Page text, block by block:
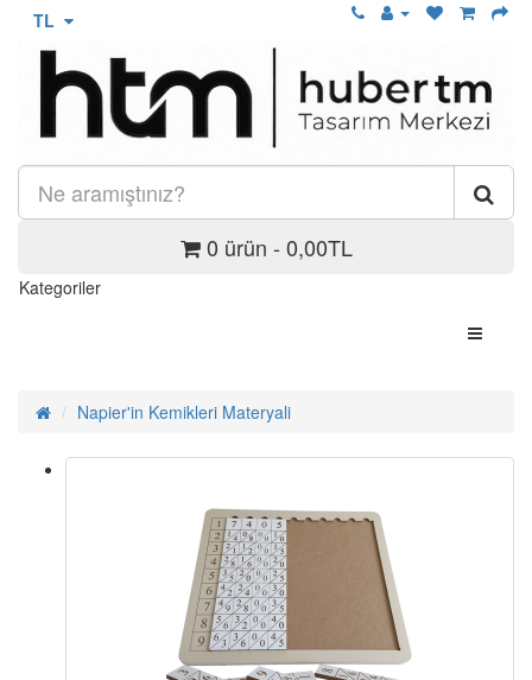
TL
0 ürün - 0,00TL
Kategoriler
Napier'in Kemikleri Materyali